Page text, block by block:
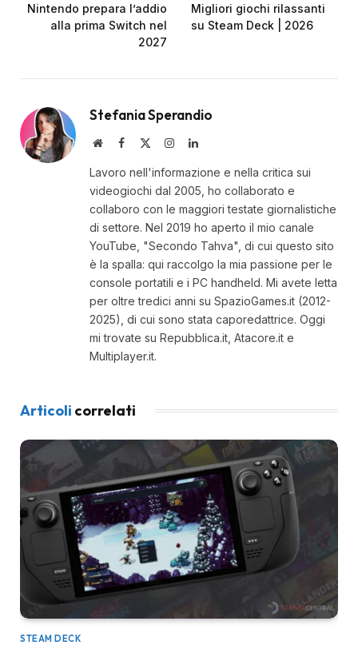
Nintendo prepara l’addio
alla prima Switch nel
2027
Migliori giochi rilassanti
su Steam Deck | 2026
Stefania Sperandio
WebsiteFacebook InstagramLinkedIn
Lavoro nell'informazione e nella critica sui
videogiochi dal 2005, ho collaborato e
collaboro con le maggiori testate giornalistiche
di settore. Nel 2019 ho aperto il mio canale
YouTube, "Secondo Tahva", di cui questo sito
è la spalla: qui raccolgo la mia passione per le
console portatili e i PC handheld. Mi avete letta
per oltre tredici anni su SpazioGames.it (2012-
2025), di cui sono stata caporedattrice. Oggi
mi trovate su Repubblica.it, Atacore.it e
Multiplayer.it.
Articoli correlati
STEAM DECK